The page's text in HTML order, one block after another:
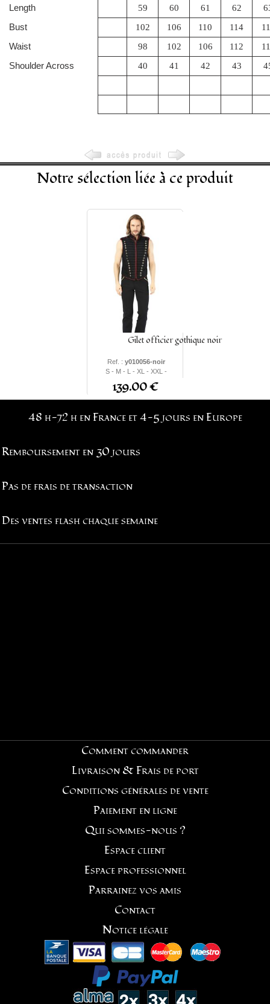
Length 59 60 61 62
Bust
102 106 110 114
Waist
98 102 106 112
Shoulder Across
40 41 42 43
Notre sélection liée à ce produit
Gilet officier gothique noir
Ref. : y010056-noir
S - M - L - XL - XXL -
XXXL
139.00 €
48 h-72 h en France et 4-5 jours en Europe
Remboursement en 30 jours
Pas de frais de transaction
Des ventes flash chaque semaine
Comment commander
Livraison & Frais de port
Conditions générales de vente
Paiement en ligne
Qui sommes-nous ?
Espace client
Espace professionnel
Parrainez vos amis
Contact
Notice légale